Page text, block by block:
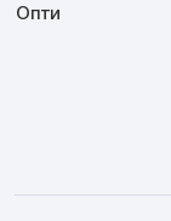
Опти